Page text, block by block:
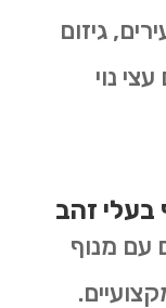
גיזום
נוי
בעלי זהב
עם מנוף